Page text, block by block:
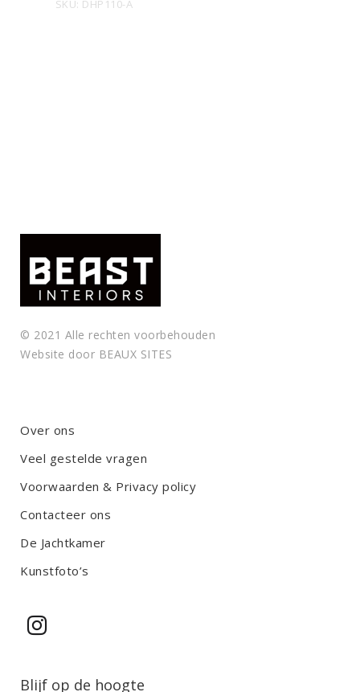
SKU: DHP110-A
© 2021 Alle rechten voorbehouden
Website door BEAUX SITES
Over ons
Veel gestelde vragen
Voorwaarden & Privacy policy
Contacteer ons
De Jachtkamer
Kunstfoto’s
Blijf op de hoogte